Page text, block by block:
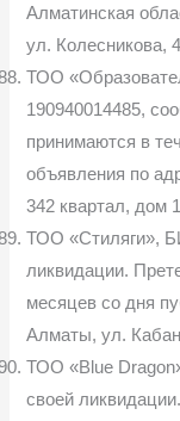
Алматинская
ул. Колесникова,
ТОО
190940014485,
принимаются в
объявления по
342 квартал, дом
ТОО «Стиляги»,
ликвидации.
месяцев со дня
Алматы, ул.
ТОО «Blue
своей